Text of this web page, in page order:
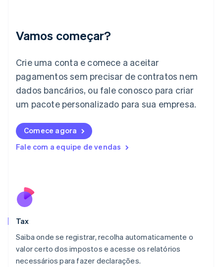
Vamos começar?
Crie uma conta e comece a aceitar
pagamentos sem precisar de contratos nem
dados bancários, ou fale conosco para criar
um pacote personalizado para sua empresa.
Comece agora
Fale com a equipe de vendas
Tax
Saiba onde se registrar, recolha automaticamente o
valor certo dos impostos e acesse os relatórios
necessários para fazer declarações.
Irlanda
Itália
English
Japão
日本語English
Letônia
Liechtenstein
Deutsch English
Lituânia
English
English
Malta
Noruega
English
Nova Zelândia